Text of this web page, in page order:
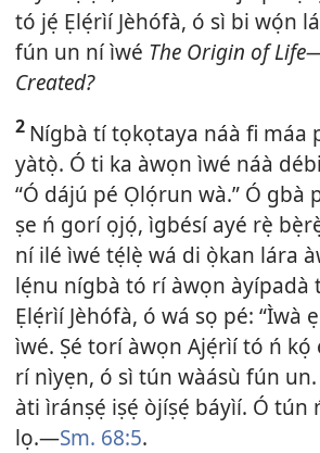
tó jẹ́ Ẹlẹ́rìí Jèhófà, ó sì bi wọ́n
fún un ní ìwé The Origin of
Created?
2 Nígbà tí tọkọtaya náà fi máa
yàtọ̀. Ó ti ka àwọn ìwé náà
“Ó dájú pé Ọlọ́run wà.” Ó
ṣe ń gorí ọjọ́, ìgbésí ayé rẹ̀
ní ilé ìwé tẹ́lẹ̀ wá di ọ̀kan lára
lẹ́nu nígbà tó rí àwọn àyípadà
Ẹlẹ́rìí Jèhófà, ó wá sọ pé: “Ìwà
ìwé. Ṣé torí àwọn Ajẹ́rìí tó ń kọ́
rí nìyẹn, ó sì tún wàásù fún
àti ìránṣẹ́ iṣẹ́ òjíṣẹ́ báyìí. Ó tún
lọ.​—Sm. 68:5.